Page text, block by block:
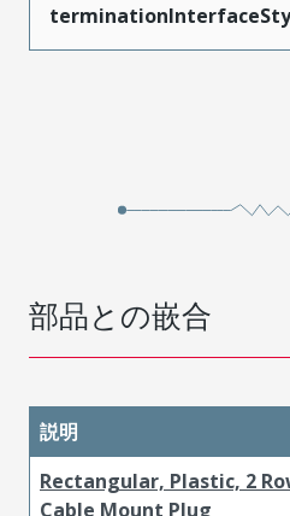
部品との嵌合
説明
Rectangular, Plastic, 2
Cable Mount Plug